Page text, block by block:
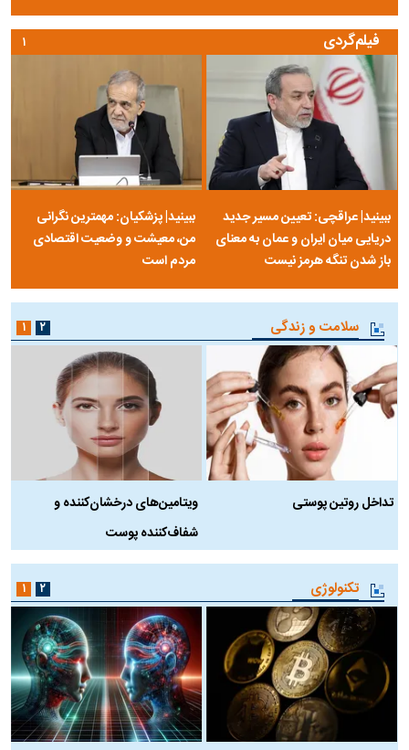
فیلم‌گردی
ببینید| عراقچی: تعیین مسیر جدید
دریایی میان ایران و عمان به معنای
باز شدن تنگه هرمز نیست
ببینید| پزشکیان: مهمترین نگرانی
من، معیشت و وضعیت اقتصادی
مردم است
۱
سلامت و زندگی
تداخل روتین پوستی
ویتامین‌های درخشان‌کننده و
شفاف‌کننده پوست
۱ ۲
تکنولوژی ۱ ۲